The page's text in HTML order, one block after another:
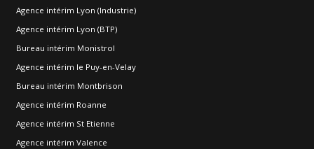
Agence intérim Lyon (Industrie)
Agence intérim Lyon (BTP)
Bureau intérim Monistrol
Agence intérim le Puy-en-Velay
Bureau intérim Montbrison
Agence intérim Roanne
Agence intérim St Etienne
Agence intérim Valence